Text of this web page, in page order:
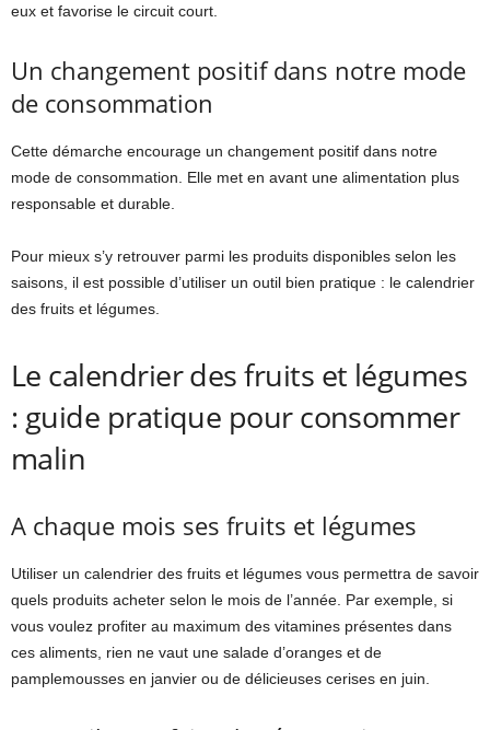
eux et favorise le circuit court.
Un changement positif dans notre mode
de consommation
Cette démarche encourage un changement positif dans notre
mode de consommation. Elle met en avant une alimentation plus
responsable et durable.
Pour mieux s’y retrouver parmi les produits disponibles selon les
saisons, il est possible d’utiliser un outil bien pratique : le calendrier
des fruits et légumes.
Le calendrier des fruits et légumes
: guide pratique pour consommer
malin
A chaque mois ses fruits et légumes
Utiliser un calendrier des fruits et légumes vous permettra de savoir
quels produits acheter selon le mois de l’année. Par exemple, si
vous voulez profiter au maximum des vitamines présentes dans
ces aliments, rien ne vaut une salade d’oranges et de
pamplemousses en janvier ou de délicieuses cerises en juin.